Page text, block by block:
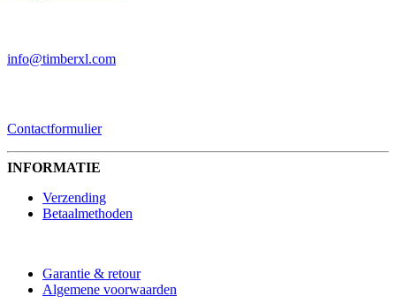
info@timberxl.com
Contactformulier
INFORMATIE
Verzending
Betaalmethoden
Garantie & retour
Algemene voorwaarden